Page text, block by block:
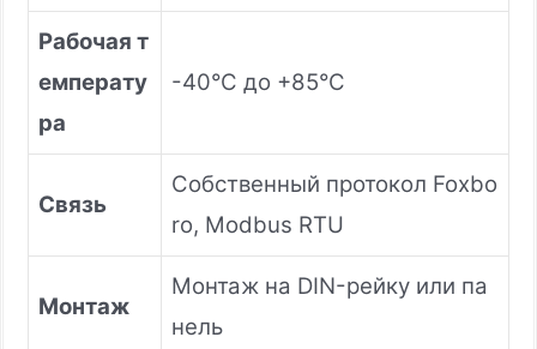
Рабочая т
емперату
ра
-40°C до +85°C
Связь
Собственный протокол Foxbo
ro, Modbus RTU
Монтаж
Монтаж на DIN-рейку или па
нель